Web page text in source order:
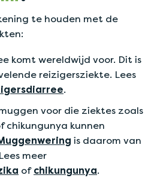
te houden met de
komt wereldwijd voor. Dit is
reizigersziekte. Lees
.
voor die ziektes zoals
chikungunya kunnen
is daarom van
meer
ofchikungunya.